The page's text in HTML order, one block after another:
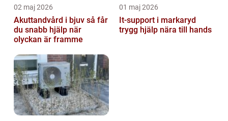
02 maj 2026
Akuttandvård i bjuv så får
du snabb hjälp när
olyckan är framme
01 maj 2026
It-support i markaryd
trygg hjälp nära till hands